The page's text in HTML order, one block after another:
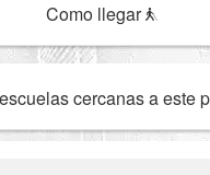
Como llegar
cercanas a este